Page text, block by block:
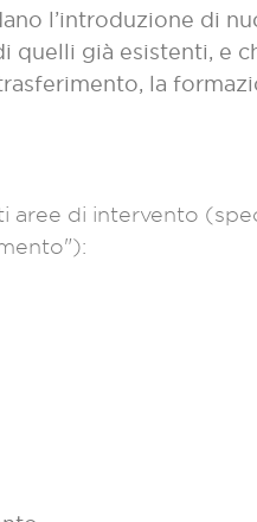
l’introduzione di
quelli già esistenti, e
la
aree di intervento